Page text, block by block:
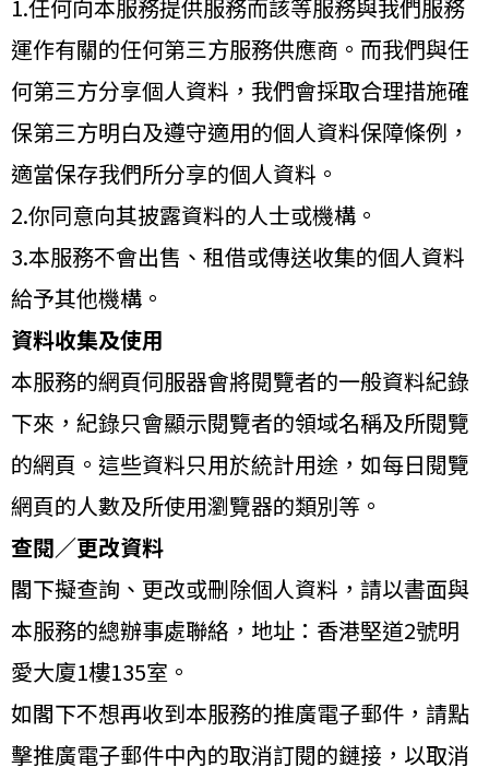
1.任何向本服務提供服務而該等服務與我們服務
運作有關的任何第三方服務供應商。而我們與任
何第三方分享個人資料，我們會採取合理措施確
保第三方明白及遵守適用的個人資料保障條例，
適當保存我們所分享的個人資料。
2.你同意向其披露資料的人士或機構。
3.本服務不會出售、租借或傳送收集的個人資料
給予其他機構。
資料收集及使用
本服務的網頁伺服器會將閱覽者的一般資料紀錄
下來，紀錄只會顯示閱覽者的領域名稱及所閱覽
的網頁。這些資料只用於統計用途，如每日閱覽
網頁的人數及所使用瀏覽器的類別等。
查閱／更改資料
閣下擬查詢、更改或刪除個人資料，請以書面與
本服務的總辦事處聯絡，地址：香港堅道2號明
愛大廈1樓135室。
如閣下不想再收到本服務的推廣電子郵件，請點
擊推廣電子郵件中內的取消訂閱的鏈接，以取消